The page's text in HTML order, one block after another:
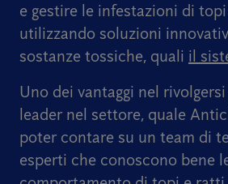
e gestire le infestazioni di
utilizzando soluzioni
sostanze tossiche, quali il
Uno dei vantaggi nel rivolgersi
leader nel settore, quale
poter contare su un team di
esperti che conoscono bene